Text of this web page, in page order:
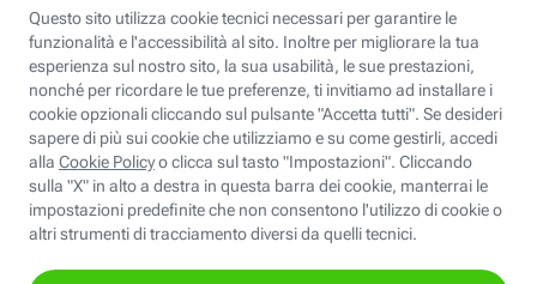
Fastweb Digital Academy
STEP FuturAbility District
Insieme, siamo futuro